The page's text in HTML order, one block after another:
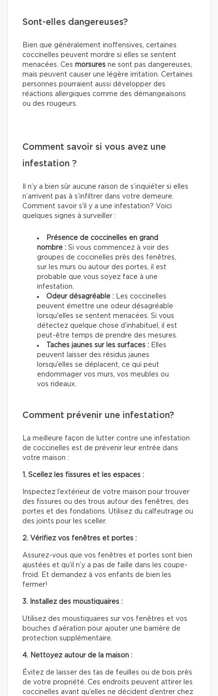
Sont-elles dangereuses?
Bien que généralement inoffensives, certaines
coccinelles peuvent mordre si elles se sentent
menacées. Ces morsures ne sont pas dangereuses,
mais peuvent causer une légère irritation. Certaines
personnes pourraient aussi développer des
réactions allergiques comme des démangeaisons
ou des rougeurs.
Comment savoir si vous avez une
infestation ?
Il n’y a bien sûr aucune raison de s’inquiéter si elles
n’arrivent pas à s’infiltrer dans votre demeure.
Comment savoir s'il y a une infestation? Voici
quelques signes à surveiller :
Présence de coccinelles en grand
nombre : Si vous commencez à voir des
groupes de coccinelles près des fenêtres,
sur les murs ou autour des portes, il est
probable que vous soyez face à une
infestation.
Odeur désagréable : Les coccinelles
peuvent émettre une odeur désagréable
lorsqu'elles se sentent menacées. Si vous
détectez quelque chose d’inhabituel, il est
peut-être temps de prendre des mesures.
Taches jaunes sur les surfaces : Elles
peuvent laisser des résidus jaunes
lorsqu’elles se déplacent, ce qui peut
endommager vos murs, vos meubles ou
vos rideaux.
Comment prévenir une infestation?
La meilleure façon de lutter contre une infestation
de coccinelles est de prévenir leur entrée dans
votre maison :
1. Scellez les fissures et les espaces :
Inspectez l’extérieur de votre maison pour trouver
des fissures ou des trous autour des fenêtres, des
portes et des fondations. Utilisez du calfeutrage ou
des joints pour les sceller.
2. Vérifiez vos fenêtres et portes :
Assurez-vous que vos fenêtres et portes sont bien
ajustées et qu’il n’y a pas de faille dans les coupe-
froid. Et demandez à vos enfants de bien les
fermer!
3. Installez des moustiquaires :
Utilisez des moustiquaires sur vos fenêtres et vos
bouches d’aération pour ajouter une barrière de
protection supplémentaire.
4. Nettoyez autour de la maison :
Évitez de laisser des tas de feuilles ou de bois près
de votre propriété. Ces endroits peuvent attirer les
coccinelles avant qu’elles ne décident d’entrer chez